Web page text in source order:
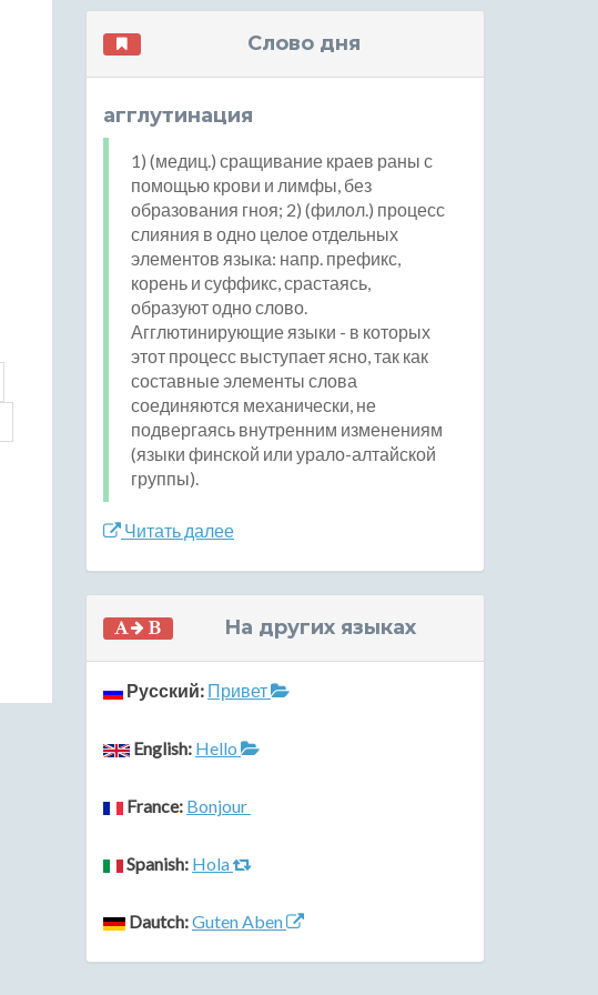
Слово дня
агглутинация
1) (медиц.) сращивание краев раны с
помощью крови и лимфы, без
образования гноя; 2) (филол.) процесс
слияния в одно целое отдельных
элементов языка: напр. префикс,
корень и суффикс, срастаясь,
образуют одно слово.
Агглютинирующие языки - в которых
этот процесс выступает ясно, так как
составные элементы слова
соединяются механически, не
подвергаясь внутренним изменениям
(языки финской или урало-алтайской
группы).
Читать далее
На других языках
Русский: Привет
English: Hello
France: Bonjour
Spanish: Hola
Dautch:Guten Aben